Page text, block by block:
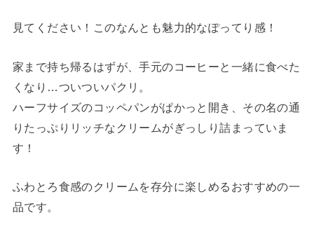
見てください！このなんとも魅力的なぽってり感！
家まで持ち帰るはずが、手元のコーヒーと一緒に食べた
くなり…ついついパクリ。
ハーフサイズのコッペパンがぱかっと開き、その名の通
りたっぷりリッチなクリームがぎっしり詰まっていま
す！
ふわとろ食感のクリームを存分に楽しめるおすすめの一
品です。